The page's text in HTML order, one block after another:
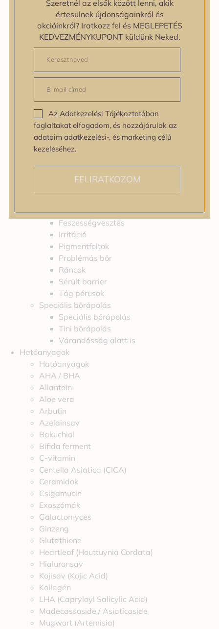
zipiderm
Bőrállapot
Bőrállapot
Bőrtípus
Bőrtípus
Kombinált
Száraz
Zsíros
Bőrprobléma
Bőrprobléma
Bőrpír
Dehidratált bőr
Egyenetlen bőrtextúra
Egyenetlen tónus
Fakóság
Feszességvesztés
Irritáció
Pigmentfoltok
Problémás bőr
Ráncok
Sérült barrier
Tág pórusok
Speciális bőrápolás
Speciális bőrápolás
Tini bőrápolás
Várandósság alatt is
Hatóanyagok
Hatóanyagok
AHA / BHA
Allantoin
Aloe vera
Arbutin
Azelainsav
Bakuchiol
Bifida ferment
C-vitamin
Centella Asiatica (CICA)
Ceramidok
Csigamucin
Exoszómák
Galactomyces
Ginzeng
Glutathione
Heartleaf (Houttuynia Cordata)
Hialuronsav
Kojisav (Kojic Acid)
Kollagén
LHA (Capryloyl Salicylic Acid)
Madecassoside / Asiaticoside
Mugwort (Artemisia)
Szeretnél az elsők között lenni, akik
értesülnek újdonságainkról és
akcióinkról? Iratkozz fel és MEGLEPETÉS
KEDVEZMÉNYKUPONT küldünk Neked.
Az Adatkezelési Tájékoztatóban
foglaltakat elfogadom, és hozzájárulok az
adataim adatkezelési-, és marketing célú
kezeléséhez.
FELIRATKOZOM